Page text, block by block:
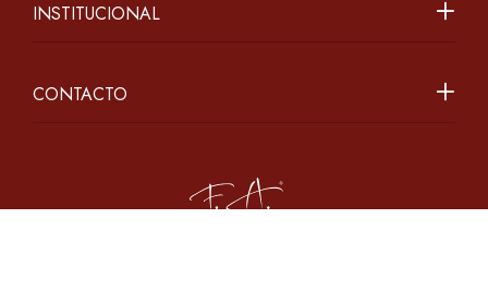
INSTITUCIONAL
CONTACTO